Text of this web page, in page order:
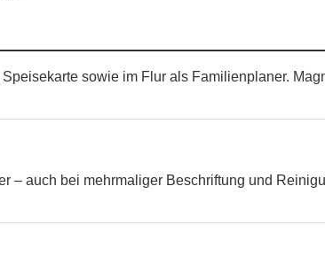
sowie im Flur als Familienplaner.
– auch bei mehrmaliger Beschriftung und